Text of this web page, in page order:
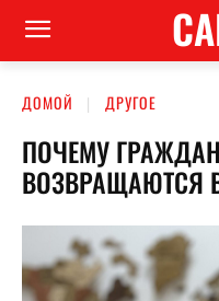
ДОМОЙ ДРУГОЕ
ПОЧЕМУ
ВОЗВРАЩАЮТСЯ